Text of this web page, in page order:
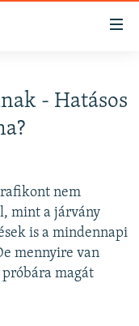
- Hatásos
nem
mint a járvány
is a mindennapi
mennyire van
magát